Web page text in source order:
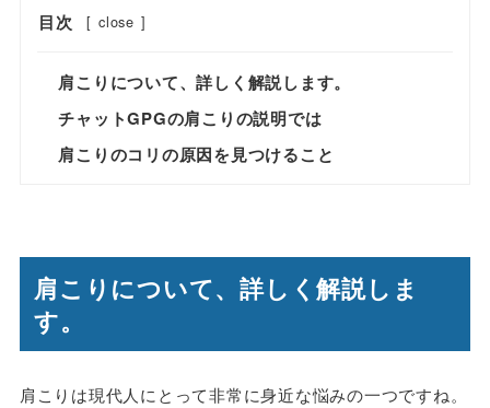
目次 [ close ]
肩こりについて、詳しく解説します。
チャットGPGの肩こりの説明では
肩こりのコリの原因を見つけること
肩こりについて、詳しく解説しま
す。
肩こりは現代人にとって非常に身近な悩みの一つですね。